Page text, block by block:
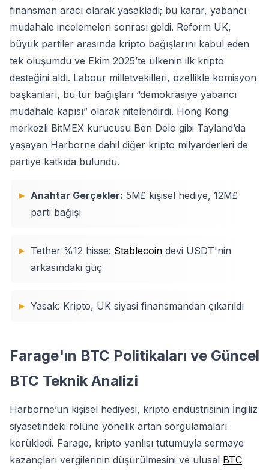
finansman aracı olarak yasakladı; bu karar, yabancı
müdahale incelemeleri sonrası geldi. Reform UK,
büyük partiler arasında kripto bağışlarını kabul eden
tek oluşumdu ve Ekim 2025’te ülkenin ilk kripto
desteğini aldı. Labour milletvekilleri, özellikle komisyon
başkanları, bu tür bağışları “demokrasiye yabancı
müdahale kapısı” olarak nitelendirdi. Hong Kong
merkezli BitMEX kurucusu Ben Delo gibi Tayland’da
yaşayan Harborne dahil diğer kripto milyarderleri de
partiye katkıda bulundu.
Anahtar Gerçekler: 5M£ kişisel hediye, 12M£
parti bağışı
Tether %12 hisse: Stablecoin devi USDT'nin
arkasındaki güç
Yasak: Kripto, UK siyasi finansmandan çıkarıldı
Farage'ın BTC Politikaları ve Güncel
BTC Teknik Analizi
Harborne’un kişisel hediyesi, kripto endüstrisinin İngiliz
siyasetindeki rolüne yönelik artan sorgulamaları
körükledi. Farage, kripto yanlısı tutumuyla sermaye
kazançları vergilerinin düşürülmesini ve ulusal BTC